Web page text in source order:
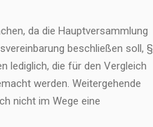
da die Hauptversammlung
beschließen soll, §
lediglich, die für den Vergleich
werden. Weitergehende
nicht im Wege eine